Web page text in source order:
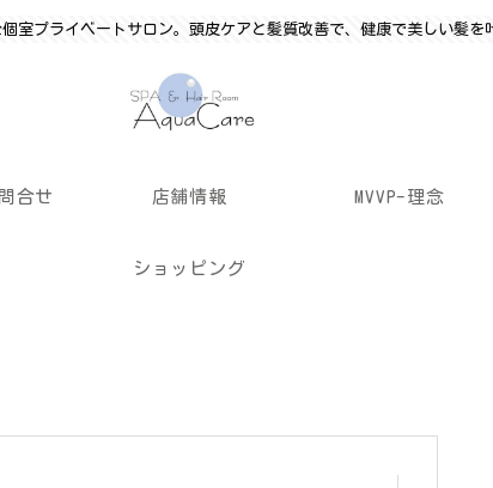
室プライベートサロン。頭皮ケアと髪質改善で、健康で美しい髪を
合せ 店舗情報 MVVP-理念
ショッピング